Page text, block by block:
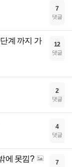
7
댓글
계 까지 가
12
댓글
2
댓글
4
댓글
에 못낌? 7